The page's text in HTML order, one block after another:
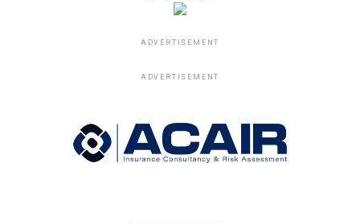
ADVERTISEMENT
ADVERTISEMENT